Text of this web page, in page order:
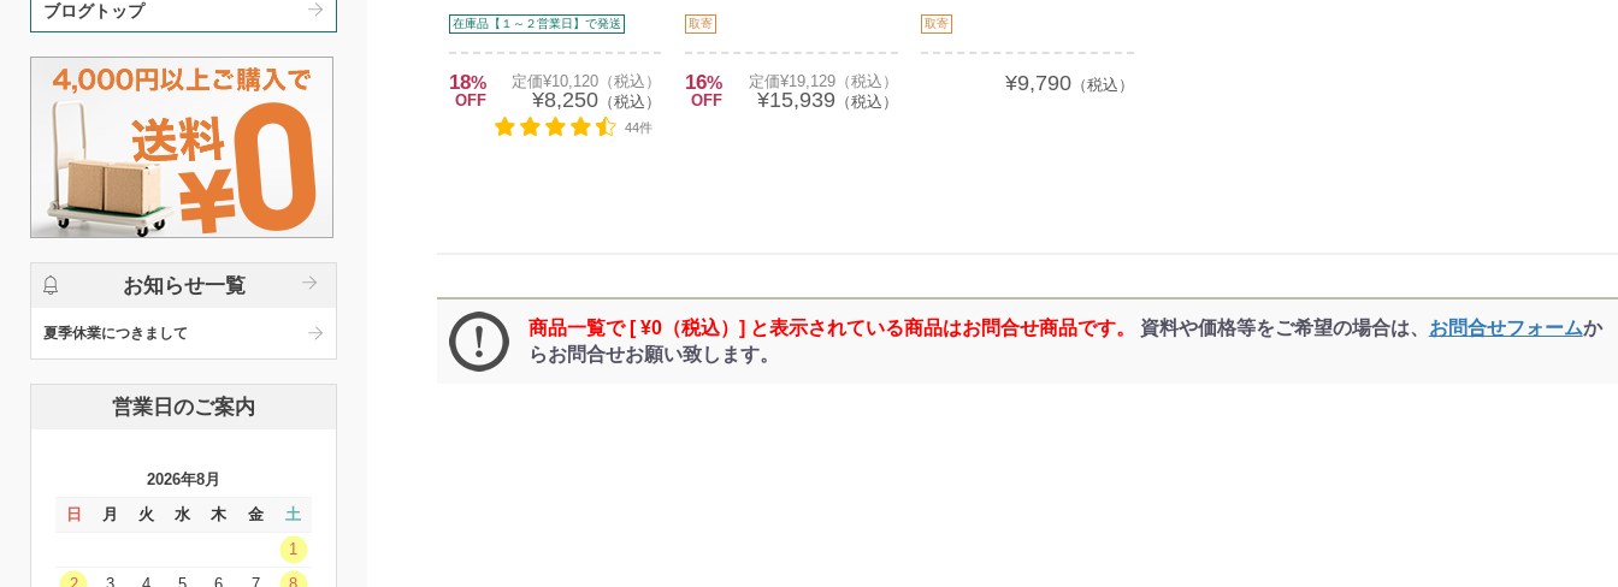
ブログトップ
お知らせ一覧
夏季休業につきまして
営業日のご案内
2026年8月
日
月 火 水 木 金
土
1
在庫品【１～２営業日】で発送
18%
OFF
定価¥10,120（税込）
¥8,250 （税込）
44件
取寄
16%
OFF
定価¥19,129（税込）
¥15,939 （税込）
取寄
¥9,790（税込）
商品一覧で [ ¥0（税込）] と表示されている商品はお問合せ商品です。 資料や価格等をご希望の場合は、 お問合せフォームか
らお問合せお願い致します。